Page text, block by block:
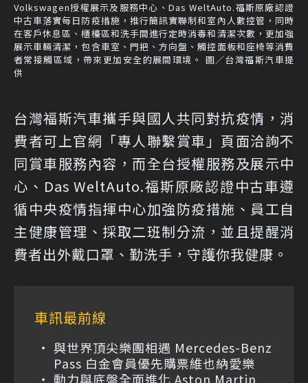
Volkswagen授權展示及服務中心、Das WeltAuto.福斯原廠認證
中古車落實每日防疫措施，推行簡訊實聯制和室內人數控管，同時
在客戶休息區、櫃檯區和洗手間進行定時消毒和清潔次數，更加強
展示車輛清潔，包含車室、門把、方向盤、觸控面板和座椅等消費
者常接觸區域，帶來更加安全的展間環境。 圖／台灣福斯汽車提
供
台灣福斯汽車攜手與國人共同對抗疫情，消
費者可上官網「專人聯繫賞車」頁面洽詢不
同賞車服務內容，而全台授權服務及展示中
心、Das WeltAuto.福斯原廠認證中古車遵
循中央疫情指揮中心加強防疫措施、員工自
主健康管理、採取二班制分流，並且提醒消
費者出外戴口罩、勤洗手，守護你我健康。
車訊最前線
與世界頂尖樂團相遇 Mercedes-Benz
Pass 白金會員優先購票維也納愛樂
動力與底盤全面進化 Aston Martin